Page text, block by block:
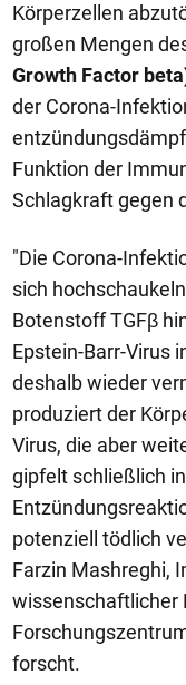
Körperzellen
großen Mengen
Growth Factor
der Corona-
Funktion der
Schlagkraft gegen
"Die Corona-
sich
Botenstoff TGFβ
Epstein-Barr-Virus
deshalb wieder
produziert der
Virus, die aber
gipfelt schließlich
potenziell tödlich
Farzin Mashreghi,
wissenschaftlicher
forscht.